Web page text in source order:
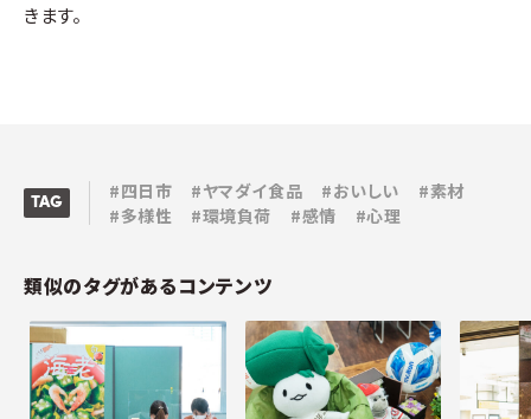
きます。
TAG
#四日市 #ヤマダイ食品 #おいしい
#素材
#多様性
#環境負荷 #感情 #心理
類似のタグがあるコンテンツ